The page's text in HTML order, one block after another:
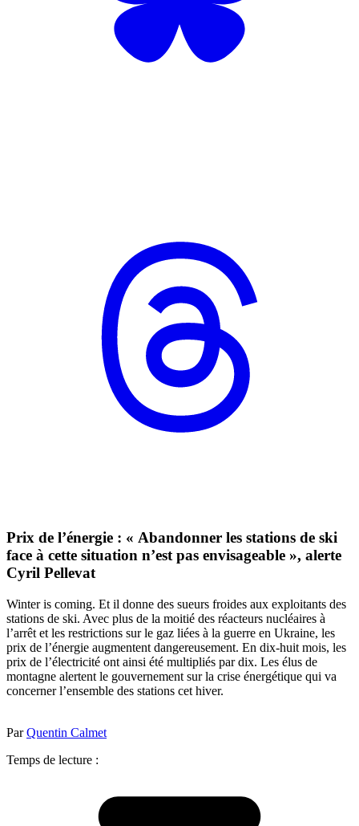
Prix de l’énergie : « Abandonner les stations de ski
face à cette situation n’est pas envisageable », alerte
Cyril Pellevat
Winter is coming. Et il donne des sueurs froides aux exploitants des
stations de ski. Avec plus de la moitié des réacteurs nucléaires à
l’arrêt et les restrictions sur le gaz liées à la guerre en Ukraine, les
prix de l’énergie augmentent dangereusement. En dix-huit mois, les
prix de l’électricité ont ainsi été multipliés par dix. Les élus de
montagne alertent le gouvernement sur la crise énergétique qui va
concerner l’ensemble des stations cet hiver.
ParQuentin Calmet
Temps de lecture :